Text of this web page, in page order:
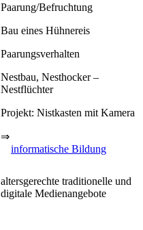
Paarung/Befruchtung
Bau eines Hühnereis
Paarungsverhalten
Nestbau, Nesthocker –
Nestflüchter
Projekt: Nistkasten mit Kamera
⇒
informatische Bildung
altersgerechte traditionelle und
digitale Medienangebote